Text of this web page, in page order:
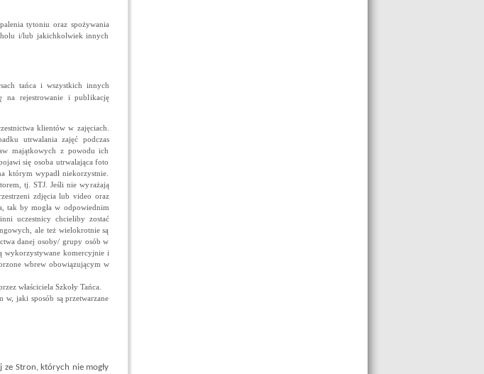
tytoniu oraz spożywania
i/lub jakichkolwiek innych
tańca i wszystkich innych
na rejestrowanie i publikację
klientów w zajęciach.
utrwalania zajęć podczas
majątkowych z powodu ich
się osoba utrwalająca foto
którym wypadł niekorzystnie.
tj. STJ. Jeśli nie wyrażają
zdjęcia lub video oraz
tak by mogła w odpowiednim
uczestnicy chcieliby zostać
ale też wielokrotnie są
danej osoby/ grupy osób w
wykorzystywane komercyjnie i
wbrew obowiązującym w
właściciela Szkoły Tańca.
jaki sposób są przetwarzane
ze Stron, których nie mogły